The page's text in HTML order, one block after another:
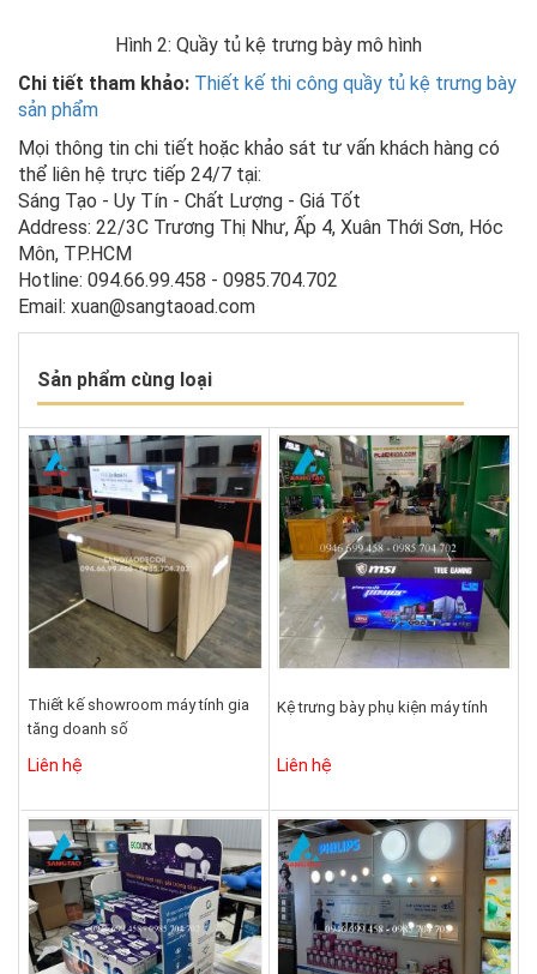
Hình 2: Quầy tủ kệ trưng bày mô hình
Chi tiết tham khảo: Thiết kế thi công quầy tủ kệ trưng bày
sản phẩm
Mọi thông tin chi tiết hoặc khảo sát tư vấn khách hàng có
thể liên hệ trực tiếp 24/7 tại:
Sáng Tạo - Uy Tín - Chất Lượng - Giá Tốt
Address: 22/3C Trương Thị Như, Ấp 4, Xuân Thới Sơn, Hóc
Môn, TP.HCM
Hotline: 094.66.99.458 - 0985.704.702
Email: xuan@sangtaoad.com
Sản phẩm cùng loại
Thiết kế showroom máy tính gia
tăng doanh số
Liên hệ
Kệ trưng bày phụ kiện máy tính
Liên hệ